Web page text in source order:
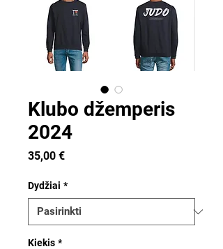
Klubo džemperis
2024
35,00 €Price
Dydžiai *
Kiekis *